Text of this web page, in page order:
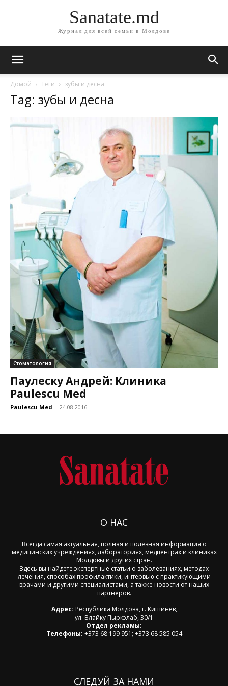
Sanatate.md
Журнал для всей семьи в Молдове
Домой Теги зубы и десна
Tag: зубы и десна
Стоматология
Паулеску Андрей: Клиника
Paulescu Med
Paulescu Med - 24.08.2016
О НАС
Всегда самая актуальная, полная и полезная информация о
медицинских учреждениях, лабораториях, медцентрах и клиниках
Молдовы и других стран.
Здесь вы найдете экспертные статьи о заболеваниях, методах
лечения, способах профилактики, интервью с практикующими
врачами и другими специалистами, а также новости от наших
партнеров.
Адрес: Республика Молдова, г. Кишинев,
ул. Влайку Пыркэлаб, 30/1
Отдел рекламы:
Телефоны: +373 68 199 951; +373 68 585 054
СЛЕДУЙ ЗА НАМИ